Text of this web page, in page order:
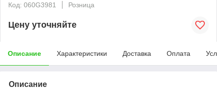
Код: 060G3981
Розница
Цену уточняйте
Описание Характеристики Доставка Оплата
Описание